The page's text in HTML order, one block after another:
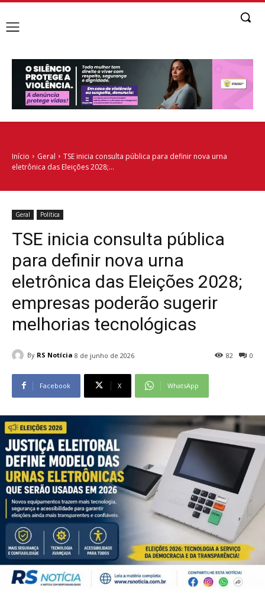
Início Geral
TSE inicia consulta pública para definir nova urna
eletrônica das Eleições 2028;...
Geral Política
TSE inicia consulta pública
para definir nova urna
eletrônica das Eleições 2028;
empresas poderão sugerir
melhorias tecnológicas
By RS Notícia 8 de junho de 2026 0
82
Facebook X WhatsApp